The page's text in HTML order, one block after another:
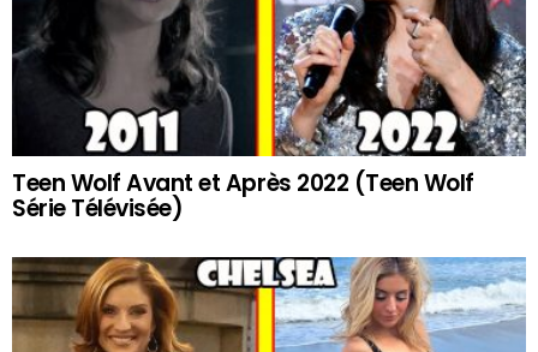
Teen Wolf Avant et Après 2022 (Teen Wolf
Série Télévisée)